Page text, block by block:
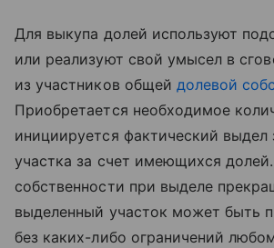
Для выкупа долей используют
или реализуют свой умысел в
из участников общей долевой
Приобретается необходимое
инициируется фактический выдел
участка за счет имеющихся
собственности при выделе
выделенный участок может быть
без каких-либо ограничений